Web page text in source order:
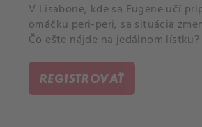
V Lisabone, kde sa Eugene učí
omáčku peri-peri, sa situácia
Čo ešte nájde na jedálnom
REGISTROVAŤ